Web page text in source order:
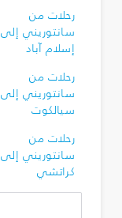
رحلات من
سانتوريني إلى
إسلام آباد
رحلات من
سانتوريني إلى
سيالكوت
رحلات من
سانتوريني إلى
كراتشي